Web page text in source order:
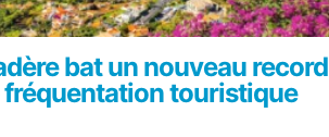
bat un nouveau record
fréquentation touristique